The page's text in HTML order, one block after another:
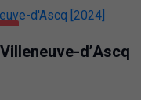
d’Ascq